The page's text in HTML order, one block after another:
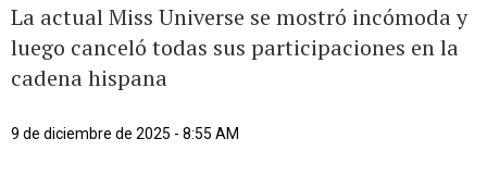
La actual Miss Universe se mostró incómoda y
luego canceló todas sus participaciones en la
cadena hispana
9 de diciembre de 2025 - 8:55 AM